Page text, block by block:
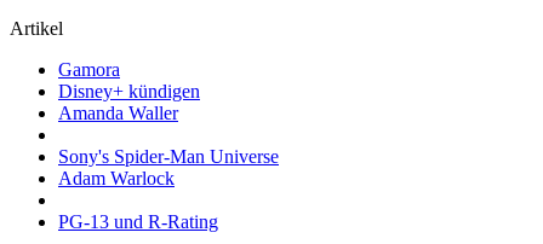
Artikel
Gamora
Disney+ kündigen
Amanda Waller
Sony's Spider-Man Universe
Adam Warlock
PG-13 und R-Rating